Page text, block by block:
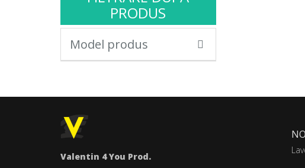
PRODUS
Model produs
Valentin 4 You Prod.